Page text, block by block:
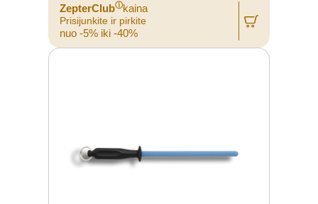
ZepterClubⓘkaina
Prisijunkite ir pirkite
nuo -5% iki -40%